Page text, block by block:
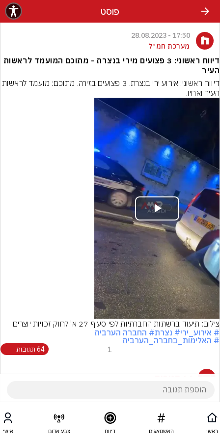
פוסט
17:50 - 28.08.2023
מערכת חמ״ל
דיווח ראשוני: 3 פצועים מירי בנצרת - מתוכם המועמד לראשות
העיר
העיר ואחיו.
Play
Video
צילום: תיעוד ברשתות החברתיות לפי סעיף 27 א' לחוק זכויות יוצרים
# אירוע_ירי# נצרת# החברה הערבית
# האלימות_בחברה_הערבית
1 64 תגובות
64 תגובות
ראשי האשטאגים דיווח צבע אדום אישי